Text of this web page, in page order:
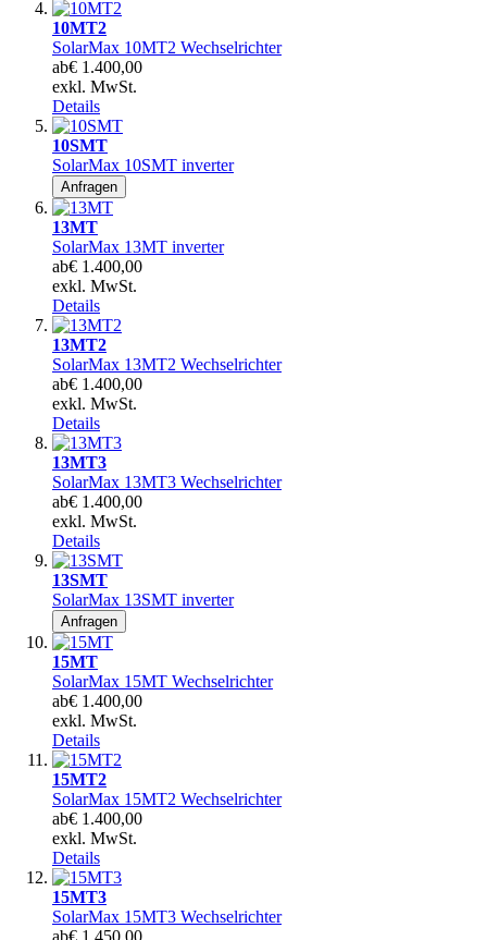
10MT2
SolarMax 10MT2 Wechselrichter
ab€ 1.400,00
exkl. MwSt.
Details
10SMT
SolarMax 10SMT inverter
Anfragen
13MT
SolarMax 13MT inverter
ab€ 1.400,00
exkl. MwSt.
Details
13MT2
SolarMax 13MT2 Wechselrichter
ab€ 1.400,00
exkl. MwSt.
Details
13MT3
SolarMax 13MT3 Wechselrichter
ab€ 1.400,00
exkl. MwSt.
Details
13SMT
SolarMax 13SMT inverter
Anfragen
15MT
SolarMax 15MT Wechselrichter
ab€ 1.400,00
exkl. MwSt.
Details
15MT2
SolarMax 15MT2 Wechselrichter
ab€ 1.400,00
exkl. MwSt.
Details
15MT3
SolarMax 15MT3 Wechselrichter